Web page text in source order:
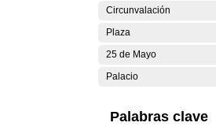
Circunvalación
Plaza
25 de Mayo
Palacio
Palabras clave